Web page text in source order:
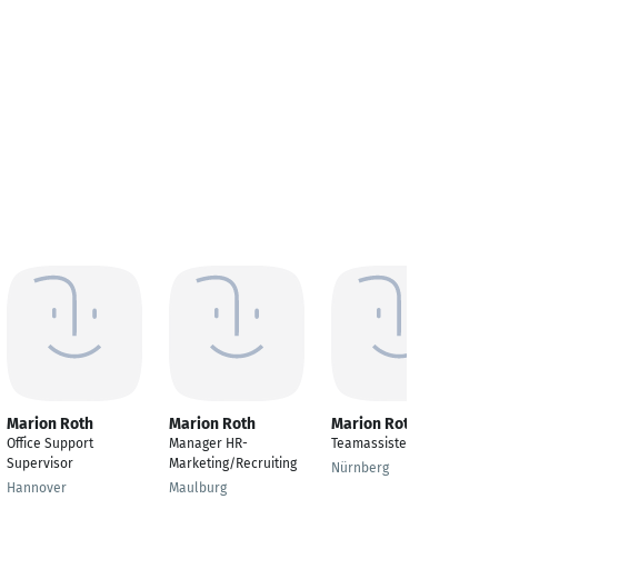
Marion Roth
Office Support
Supervisor
Hannover
Marion Roth
Manager HR-
Marketing/Recruiting
Maulburg
Marion Roth
Teamassistentin
Nürnberg